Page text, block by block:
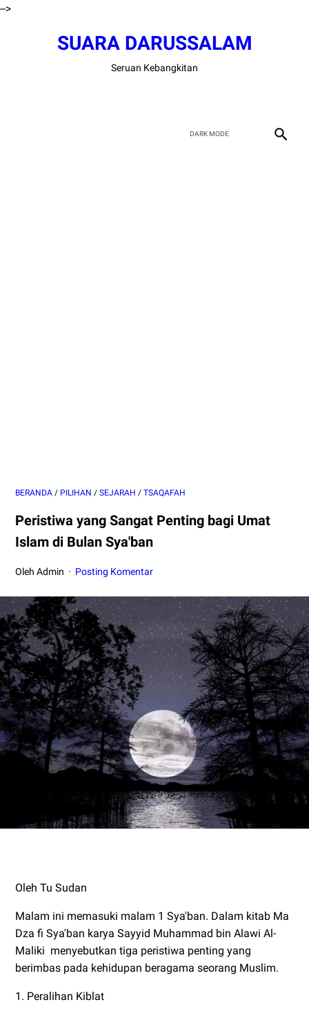
-->
SUARA DARUSSALAM
Seruan Kebangkitan
BERANDA / PILIHAN / SEJARAH / TSAQAFAH
Peristiwa yang Sangat Penting bagi Umat
Islam di Bulan Sya'ban
Oleh Admin Posting Komentar
Oleh Tu Sudan
Malam ini memasuki malam 1 Sya'ban. Dalam kitab Ma
Dza fi Sya'ban karya Sayyid Muhammad bin Alawi Al-
Maliki menyebutkan tiga peristiwa penting yang
berimbas pada kehidupan beragama seorang Muslim.
1. Peralihan Kiblat